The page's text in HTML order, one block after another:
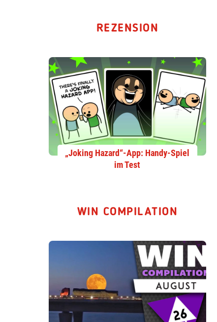
REZENSION
„Joking Hazard“-App: Handy-Spiel
im Test
WIN COMPILATION